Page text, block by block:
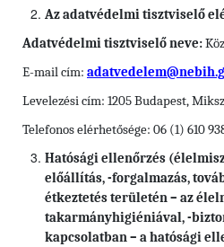
Az adatvédelmi tisztviselő
Adatvédelmi tisztviselő neve:
E-mail cím:
Levelezési cím: 1205 Budapest,
Telefonos elérhetősége: 06 (1) 610
Hatósági ellenőrzés
előállítás, -forgalmazás,
étkeztetés területén – az
takarmányhigiéniával, -
kapcsolatban – a hatósági